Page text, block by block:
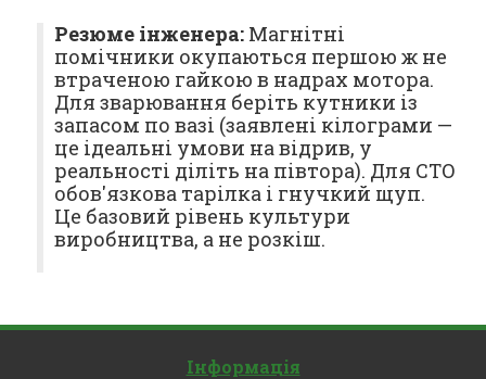
Резюме інженера: Магнітні
помічники окупаються першою ж не
втраченою гайкою в надрах мотора.
Для зварювання беріть кутники із
запасом по вазі (заявлені кілограми —
це ідеальні умови на відрив, у
реальності діліть на півтора). Для СТО
обов'язкова тарілка і гнучкий щуп.
Це базовий рівень культури
виробництва, а не розкіш.
Інформація